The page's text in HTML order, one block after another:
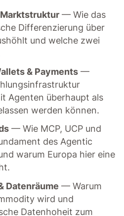
— Wie das
Differenzierung über
und welche zwei
& Payments —
Agenten überhaupt als
werden können.
— Wie MCP, UCP und
des Agentic
warum Europa hier eine
Datenräume — Warum
wird und
Datenhoheit zum